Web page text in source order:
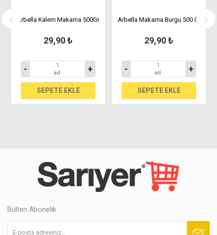
Arbella Kalem Makarna 500Gr
29,90 ₺
- ad +
Arbella Makarna Burgu 500 Gr
29,90 ₺
- ad +
Bülten Abonelik